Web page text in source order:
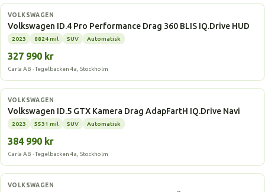
Elbil
VOLKSWAGEN
Volkswagen ID.4 Pro Performance Drag 360 BLIS IQ.Drive HUD
2023 8824 mil SUV Automatisk
327 990 kr
Carla AB · Tegelbacken 4a, Stockholm
Elbil
VOLKSWAGEN
Volkswagen ID.5 GTX Kamera Drag AdapFartH IQ.Drive Navi
2023 5531 mil SUV Automatisk
384 990 kr
Carla AB · Tegelbacken 4a, Stockholm
Elbil
VOLKSWAGEN